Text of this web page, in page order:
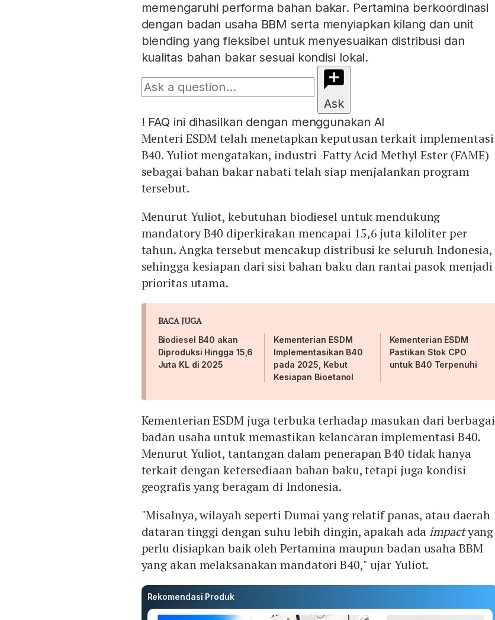
memengaruhi performa bahan bakar. Pertamina berkoordinasi
dengan badan usaha BBM serta menyiapkan kilang dan unit
blending yang fleksibel untuk menyesuaikan distribusi dan
kualitas bahan bakar sesuai kondisi lokal.
Ask
! FAQ ini dihasilkan dengan menggunakan AI
Menteri ESDM telah menetapkan keputusan terkait implementasi
B40. Yuliot mengatakan, industri Fatty Acid Methyl Ester (FAME)
sebagai bahan bakar nabati telah siap menjalankan program
tersebut.
Menurut Yuliot, kebutuhan biodiesel untuk mendukung
mandatory B40 diperkirakan mencapai 15,6 juta kiloliter per
tahun. Angka tersebut mencakup distribusi ke seluruh Indonesia,
sehingga kesiapan dari sisi bahan baku dan rantai pasok menjadi
prioritas utama.
BACA JUGA
Biodiesel B40 akan
Diproduksi Hingga 15,6
Juta KL di 2025
Kementerian ESDM
Implementasikan B40
pada 2025, Kebut
Kesiapan Bioetanol
Kementerian ESDM
Pastikan Stok CPO
untuk B40 Terpenuhi
Kementerian ESDM juga terbuka terhadap masukan dari berbagai
badan usaha untuk memastikan kelancaran implementasi B40.
Menurut Yuliot, tantangan dalam penerapan B40 tidak hanya
terkait dengan ketersediaan bahan baku, tetapi juga kondisi
geografis yang beragam di Indonesia.
"Misalnya, wilayah seperti Dumai yang relatif panas, atau daerah
dataran tinggi dengan suhu lebih dingin, apakah ada impactyang
perlu disiapkan baik oleh Pertamina maupun badan usaha BBM
yang akan melaksanakan mandatori B40," ujar Yuliot.
Rekomendasi Produk